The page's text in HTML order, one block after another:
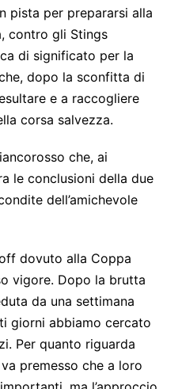
pista per prepararsi alla
contro gli Stings
di significato per la
dopo la sconfitta di
e a raccogliere
corsa salvezza.
che, ai
le conclusioni della due
dell’amichevole
dovuto alla Coppa
vigore. Dopo la brutta
da una settimana
giorni abbiamo cercato
Per quanto riguarda
premesso che a loro